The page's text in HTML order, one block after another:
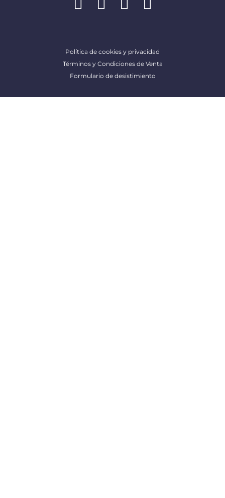
Política de cookies y privacidad
Términos y Condiciones de Venta
Formulario de desistimiento